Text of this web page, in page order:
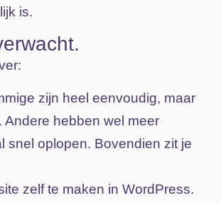
is.
zijn heel eenvoudig, maar
hebben wel meer
snel oplopen. Bovendien zit je
zelf te maken in WordPress.